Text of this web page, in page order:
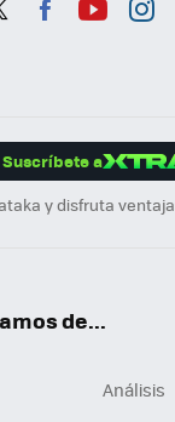
Suscríbete a
y disfruta
de...
Análisis